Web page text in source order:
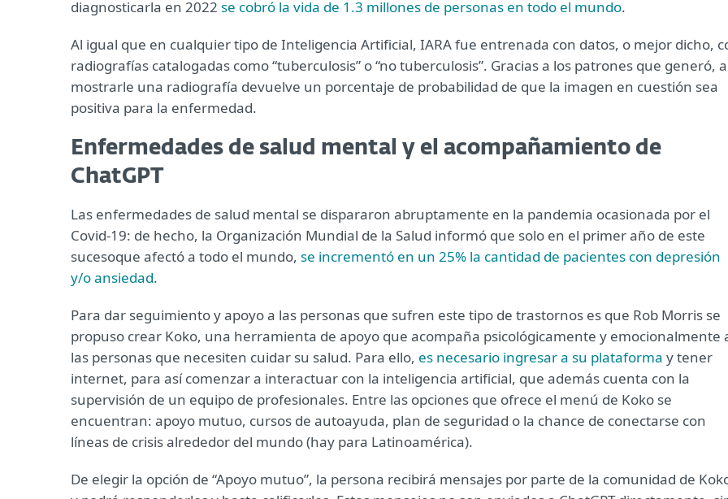
diagnosticarla en 2022 se cobró la vida de 1.3 millones de personas en todo el mundo.
Al igual que en cualquier tipo de Inteligencia Artificial, IARA fue entrenada con datos, o mejor dicho,
radiografías catalogadas como “tuberculosis” o “no tuberculosis”. Gracias a los patrones que generó,
mostrarle una radiografía devuelve un porcentaje de probabilidad de que la imagen en cuestión sea
positiva para la enfermedad.
Enfermedades de salud mental y el acompañamiento de
ChatGPT
Las enfermedades de salud mental se dispararon abruptamente en la pandemia ocasionada por el
Covid-19: de hecho, la Organización Mundial de la Salud informó que solo en el primer año de este
sucesoque afectó a todo el mundo, se incrementó en un 25% la cantidad de pacientes con depresión
y/o ansiedad.
Para dar seguimiento y apoyo a las personas que sufren este tipo de trastornos es que Rob Morris se
propuso crear Koko, una herramienta de apoyo que acompaña psicológicamente y emocionalmente
las personas que necesiten cuidar su salud. Para ello, es necesario ingresar a su plataforma y tener
internet, para así comenzar a interactuar con la inteligencia artificial, que además cuenta con la
supervisión de un equipo de profesionales. Entre las opciones que ofrece el menú de Koko se
encuentran: apoyo mutuo, cursos de autoayuda, plan de seguridad o la chance de conectarse con
líneas de crisis alrededor del mundo (hay para Latinoamérica).
De elegir la opción de “Apoyo mutuo”, la persona recibirá mensajes por parte de la comunidad de